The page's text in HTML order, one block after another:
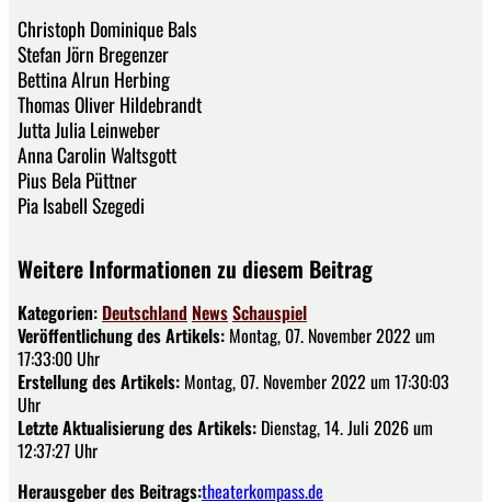
Christoph Dominique Bals
Stefan Jörn Bregenzer
Bettina Alrun Herbing
Thomas Oliver Hildebrandt
Jutta Julia Leinweber
Anna Carolin Waltsgott
Pius Bela Püttner
Pia Isabell Szegedi
Weitere Informationen zu diesem Beitrag
Kategorien: Deutschland NewsSchauspiel
Veröffentlichung des Artikels: Montag, 07. November 2022 um
17:33:00 Uhr
Erstellung des Artikels: Montag, 07. November 2022 um 17:30:03
Uhr
Letzte Aktualisierung des Artikels: Dienstag, 14. Juli 2026 um
12:37:27 Uhr
Herausgeber des Beitrags:theaterkompass.de